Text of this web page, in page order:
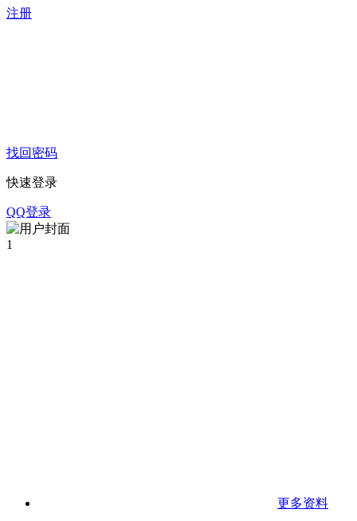
注册
找回密码
快速登录
QQ登录
1
更多资料